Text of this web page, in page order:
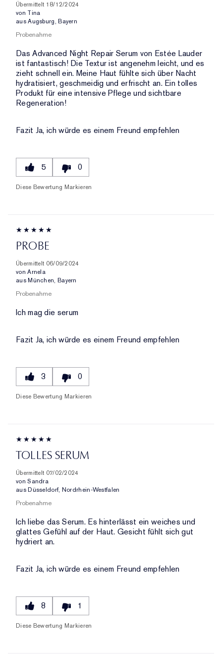
Übermittelt 18/12/2024
von Tina
aus Augsburg, Bayern
Probenahme
Das Advanced Night Repair Serum von Estée Lauder
ist fantastisch! Die Textur ist angenehm leicht, und es
zieht schnell ein. Meine Haut fühlte sich über Nacht
hydratisiert, geschmeidig und erfrischt an. Ein tolles
Produkt für eine intensive Pflege und sichtbare
Regeneration!
Fazit Ja, ich würde es einem Freund empfehlen
5 0
Diese Bewertung Markieren
PROBE
Übermittelt 06/09/2024
von Arnela
aus München, Bayern
Probenahme
Ich mag die serum
Fazit Ja, ich würde es einem Freund empfehlen
3 0
Diese Bewertung Markieren
TOLLES SERUM
Übermittelt 07/02/2024
von Sandra
aus Düsseldorf, Nordrhein-Westfalen
Probenahme
Ich liebe das Serum. Es hinterlässt ein weiches und
glattes Gefühl auf der Haut. Gesicht fühlt sich gut
hydriert an.
Fazit Ja, ich würde es einem Freund empfehlen
8 1
Diese Bewertung Markieren